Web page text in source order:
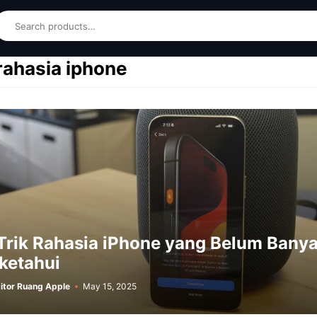
iphone
Rahasia iPhone yang Belum
Ruang Apple May 15, 2025